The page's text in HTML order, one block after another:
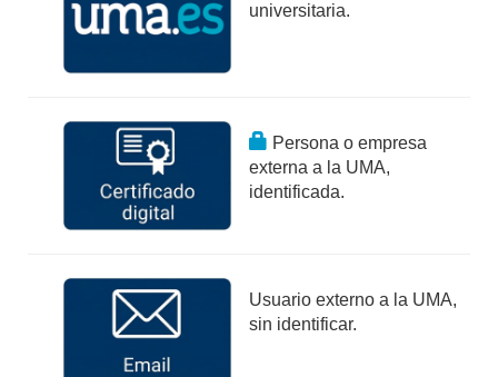
universitaria.
Persona o empresa
externa a la UMA,
identificada.
Usuario externo a la UMA,
sin identificar.